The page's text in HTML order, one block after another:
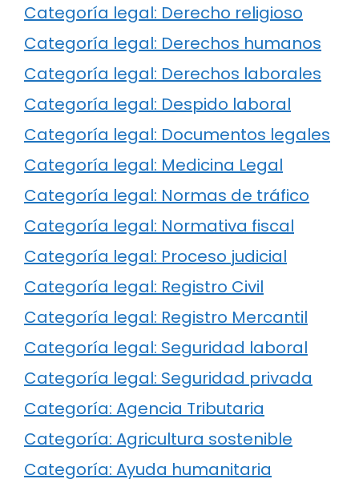
Categoría legal: Derecho religioso
Categoría legal: Derechos humanos
Categoría legal: Derechos laborales
Categoría legal: Despido laboral
Categoría legal: Documentos legales
Categoría legal: Medicina Legal
Categoría legal: Normas de tráfico
Categoría legal: Normativa fiscal
Categoría legal: Proceso judicial
Categoría legal: Registro Civil
Categoría legal: Registro Mercantil
Categoría legal: Seguridad laboral
Categoría legal: Seguridad privada
Categoría: Agencia Tributaria
Categoría: Agricultura sostenible
Categoría: Ayuda humanitaria